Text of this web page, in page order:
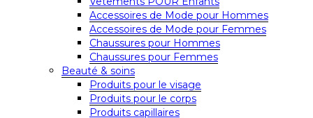
Accessoires de Mode pour Hommes
Accessoires de Mode pour Femmes
Chaussures pour Hommes
Chaussures pour Femmes
Beauté & soins
Produits pour le visage
Produits pour le corps
Produits capillaires